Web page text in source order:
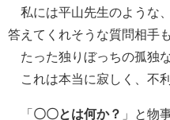
私には平山先生のような
答えてくれそうな質問相手
たった独りぼっちの孤独な
これは本当に寂しく、不利
「 〇〇とは何か？ 」と物